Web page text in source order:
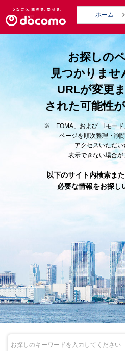
ホーム 
お探しの
見つかりませ
URLが変更
された可能性
※「FOMA」および「iモー
ページを順次整理・削
アクセスいただ
表示できない場合が
以下のサイト内検索ま
必要な情報をお探し